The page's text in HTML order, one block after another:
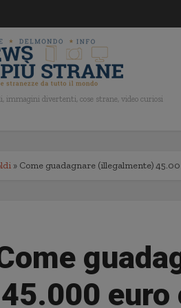
immagini divertenti, cose strane, video curiosi
» Come guadagnare (illegalmente)
45.000